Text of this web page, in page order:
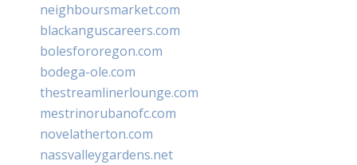
neighboursmarket.com
blackanguscareers.com
bolesfororegon.com
bodega-ole.com
thestreamlinerlounge.com
mestrinorubanofc.com
novelatherton.com
nassvalleygardens.net